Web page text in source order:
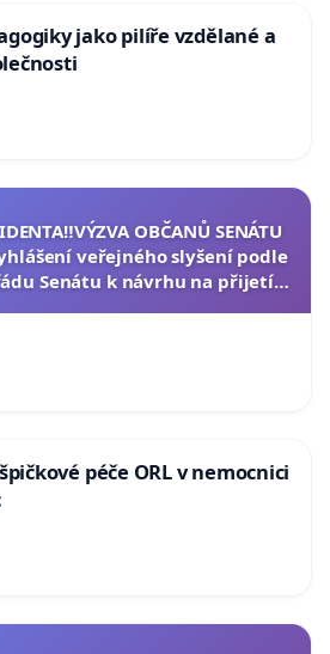
jako pilíře vzdělané a
OBČANŮ SENÁTU
veřejného slyšení podle
Senátu k návrhu na přijetí
péče ORL v nemocnici